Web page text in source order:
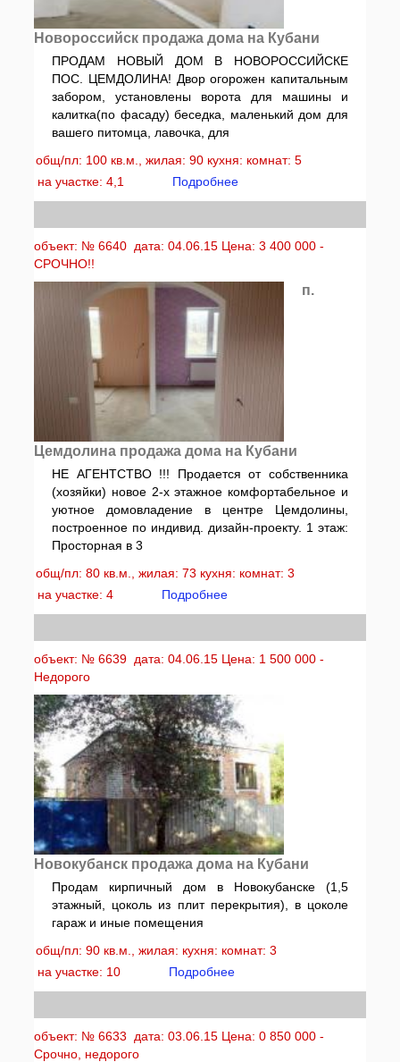
Новороссийск продажа дома на Кубани
ПРОДАМ НОВЫЙ ДОМ В НОВОРОССИЙСКЕ
ПОС. ЦЕМДОЛИНА! Двор огорожен капитальным
забором, установлены ворота для машины и
калитка(по фасаду) беседка, маленький дом для
вашего питомца, лавочка, для
общ/пл: 100 кв.м., жилая: 90 кухня: комнат: 5
на участке: 4,1
Подробнее
объект: № 6640 дата: 04.06.15 Цена: 3 400 000 -
СРОЧНО!!
п.
Цемдолина продажа дома на Кубани
НЕ АГЕНТСТВО !!! Продается от собственника
(хозяйки) новое 2-х этажное комфортабельное и
уютное домовладение в центре Цемдолины,
построенное по индивид. дизайн-проекту. 1 этаж:
Просторная в 3
общ/пл: 80 кв.м., жилая: 73 кухня: комнат: 3
на участке: 4
Подробнее
объект: № 6639 дата: 04.06.15 Цена: 1 500 000 -
Недорого
Новокубанск продажа дома на Кубани
Продам кирпичный дом в Новокубанске (1,5
этажный, цоколь из плит перекрытия), в цоколе
гараж и иные помещения
общ/пл: 90 кв.м., жилая: кухня: комнат: 3
на участке: 10
Подробнее
объект: № 6633 дата: 03.06.15 Цена: 0 850 000 -
Срочно, недорого